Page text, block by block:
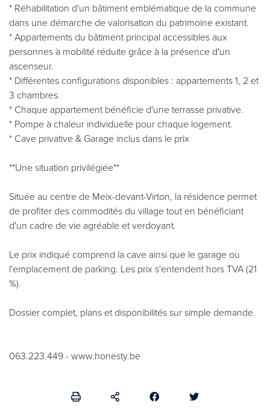
* Réhabilitation d'un bâtiment emblématique de la commune
dans une démarche de valorisation du patrimoine existant.
* Appartements du bâtiment principal accessibles aux
personnes à mobilité réduite grâce à la présence d'un
ascenseur.
* Différentes configurations disponibles : appartements 1, 2 et
3 chambres.
* Chaque appartement bénéficie d'une terrasse privative.
* Pompe à chaleur individuelle pour chaque logement.
* Cave privative & Garage inclus dans le prix
**Une situation privilégiée**
Située au centre de Meix-devant-Virton, la résidence permet
de profiter des commodités du village tout en bénéficiant
d'un cadre de vie agréable et verdoyant.
Le prix indiqué comprend la cave ainsi que le garage ou
l'emplacement de parking. Les prix s'entendent hors TVA (21
%).
Dossier complet, plans et disponibilités sur simple demande.
063.223.449 - www.honesty.be